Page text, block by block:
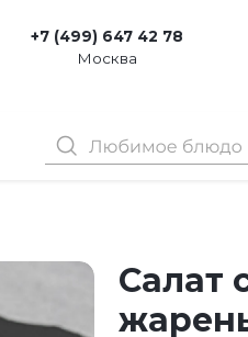
+7 (499) 647 42 78
Москва
Контакты
Салат